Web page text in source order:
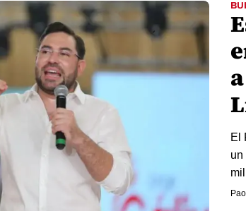
El
un